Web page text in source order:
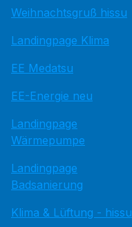
Weihnachtsgruß hissu
Landingpage Klima
EE Medatsu
EE-Energie neu
Landingpage
Wärmepumpe
Landingpage
Badsanierung
Klima & Lüftung - hissu